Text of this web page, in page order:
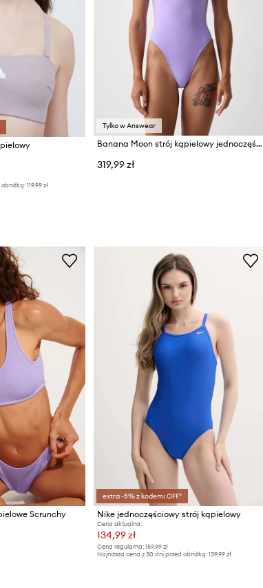
obniżką: 119,99 zł
Tylko w Answear
Banana Moon strój kąpielowy jednoczęściowy damski BELLAYA
319,99 zł
Scrunchy
extra -5% z kodem: OFF*
Nike jednoczęściowy strój kąpielowy
Cena aktualna:
134,99 zł
Cena regularna: 159,99 zł
Najniższa cena z 30 dni przed obniżką: 139,99 zł